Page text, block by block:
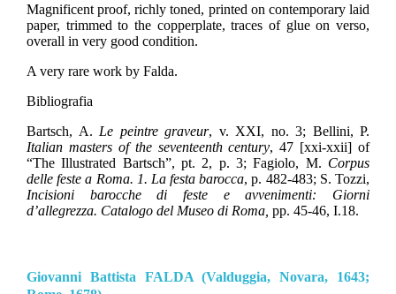
Magnificent proof, richly toned, printed on contemporary laid
paper, trimmed to the copperplate, traces of glue on verso,
overall in very good condition.
A very rare work by Falda.
Bibliografia
Bartsch, A. Le peintre graveur, v. XXI, no. 3; Bellini, P.
Italian masters of the seventeenth century, 47 [xxi-xxii] of
“The Illustrated Bartsch”, pt. 2, p. 3; Fagiolo, M. Corpus
delle feste a Roma. 1. La festa barocca, p. 482-483; S. Tozzi,
Incisioni barocche di feste e avvenimenti: Giorni
d’allegrezza. Catalogo del Museo di Roma, pp. 45-46, I.18.
Giovanni Battista FALDA (Valduggia, Novara, 1643;